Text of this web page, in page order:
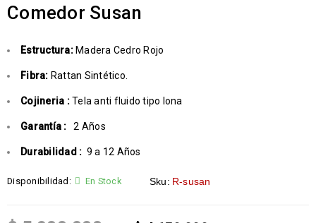
Comedor Susan
Estructura: Madera Cedro Rojo
Fibra: Rattan Sintético.
Cojineria :Tela anti fluido tipo lona
Garantía :2 Años
Durabilidad : 9 a 12 Años
Disponibilidad: En Stock Sku: R-susan